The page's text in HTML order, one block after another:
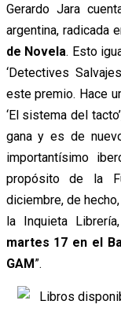
Gerardo Jara
argentina, radicada
de Novela. Esto
‘Detectives
este premio. Hace
‘El sistema del
gana y es de
importantísimo
propósito de la
diciembre, de
la Inquieta
martes 17 en el
GAM”.